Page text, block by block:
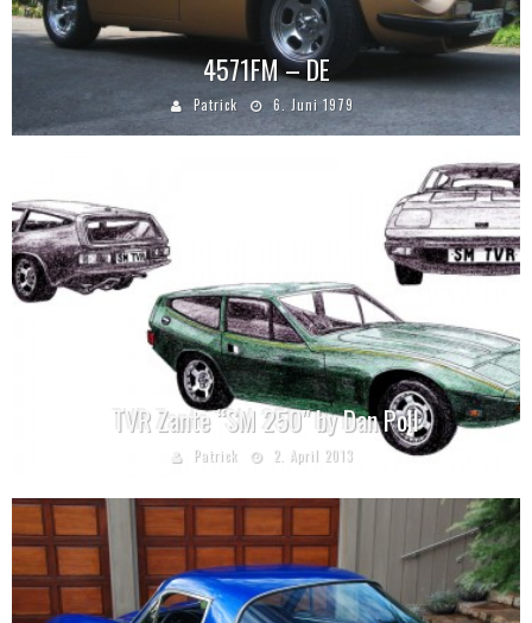
4571FM – DE
Patrick 6. Juni 1979
TVR Zante “SM 250″ by Dan Poll
Patrick 2. April 2013